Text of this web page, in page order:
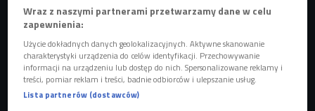
POSŁUCHAJ
36:09
Mila Jankowska i Klaudiusz Kaufmann o 97. gali rozdania
Oscarów (Oscarowy Poranek Czwórki/Czwórka)
Wraz z naszymi partnerami przetwarzamy dane w celu
zapewnienia:
Użycie dokładnych danych geolokalizacyjnych. Aktywne skanowanie
charakterystyki urządzenia do celów identyfikacji. Przechowywanie
informacji na urządzeniu lub dostęp do nich. Spersonalizowane reklamy i
treści, pomiar reklam i treści, badnie odbiorców i ulepszanie usług.
Lista partnerów (dostawców)